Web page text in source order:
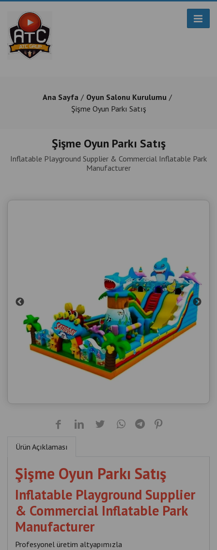
Ana Sayfa
Oyun Salonu Kurulumu
Şişme Oyun Parkı Satış
Şişme Oyun Parkı Satış
Inflatable Playground Supplier & Commercial Inflatable Park
Manufacturer
Ürün Açıklaması
Şişme Oyun Parkı Satış
Inflatable Playground Supplier
& Commercial Inflatable Park
Manufacturer
Profesyonel üretim altyapımızla